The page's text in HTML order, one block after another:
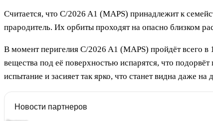
Считается, что C/2026 A1 (MAPS) принадлежит к
прародитель. Их орбиты проходят на опасно близком
В момент перигелия C/2026 A1 (MAPS) пройдёт всего
вещества под её поверхностью испарятся, что
испытание и засияет так ярко, что станет видна даже на
Новости партнеров